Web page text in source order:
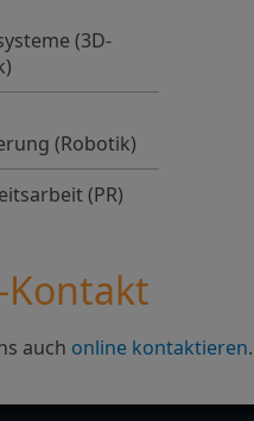
(3D-
(Robotik)
(PR)
auch online kontaktieren.